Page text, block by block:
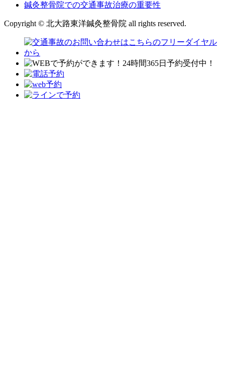
鍼灸整骨院での交通事故治療の重要性
Copyright © 北大路東洋鍼灸整骨院 all rights reserved.